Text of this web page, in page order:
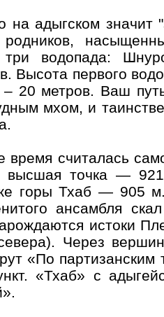
на адыгском значит
родников,
три водопада:
Высота первого
– 20 метров. Ваш
мхом, и
время считалась
высшая точка —
горы Тхаб — 905
ансамбля
истоки
Через
«По
«Тхаб» с